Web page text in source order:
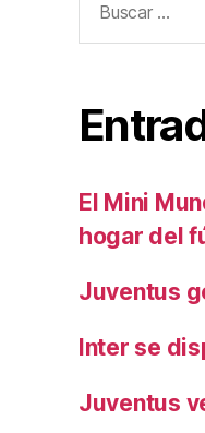
El Mini
hogar del
Juventus
Inter se
Juventus